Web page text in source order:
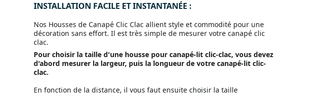
INSTALLATION FACILE ET INSTANTANÉE :
Nos Housses de Canapé Clic Clac allient style et commodité pour une
décoration sans effort. Il est très simple de mesurer votre canapé clic
clac.
Pour choisir la taille d'une housse pour canapé-lit clic-clac, vous devez
d'abord mesurer la largeur, puis la longueur de votre canapé-lit clic-
clac.
En fonction de la distance, il vous faut ensuite choisir la taille